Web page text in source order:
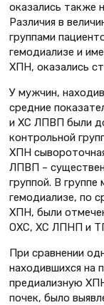
оказались также
Различия в
группами
гемодиализе и
ХПН, оказались
У мужчин,
средние
и ХС ЛПВП были
контрольной
ХПН
ЛПВП –
группой. В
гемодиализе, по
ХПН, были
ОХС, ХС ЛПНП и
При сравнении
находившихся на
предиализную
почек, было